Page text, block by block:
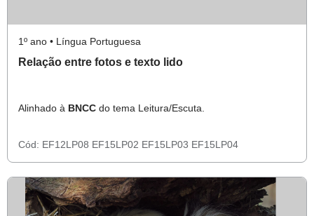
1º ano • Língua Portuguesa
Relação entre fotos e texto lido
Alinhado à BNCC do tema Leitura/Escuta.
Cód: EF12LP08 EF15LP02 EF15LP03 EF15LP04